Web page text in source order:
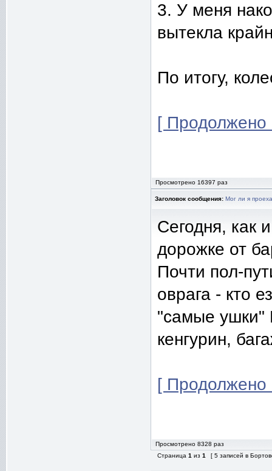
3. У меня
вытекла
По итогу,
[ Продолжено
Просмотрено 16397 раз
Заголовок сообщения: Мог ли я
Сегодня, как
дорожке от
Почти пол-
оврага - кто
"самые ушки"
кенгурин,
[ Продолжено
Просмотрено 8328 раз
Страница 1 из 1 [ 5 записей в